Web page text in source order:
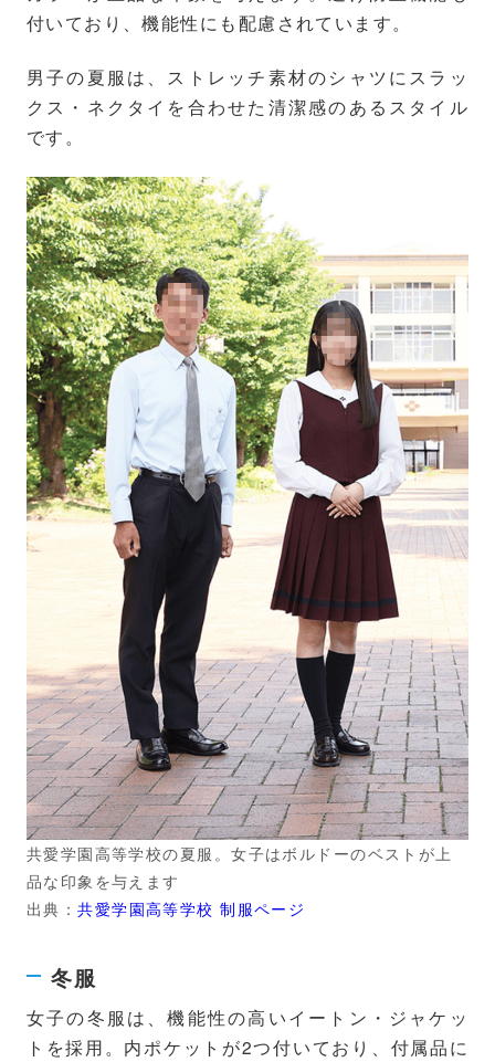
付いており、機能性にも配慮されています。
男子の夏服は、ストレッチ素材のシャツにスラッ
クス・ネクタイを合わせた清潔感のあるスタイル
です。
共愛学園高等学校の夏服。女子はボルドーのベストが上
品な印象を与えます
出典：共愛学園高等学校 制服ページ
冬服
女子の冬服は、機能性の高いイートン・ジャケッ
トを採用。内ポケットが2つ付いており、付属品に